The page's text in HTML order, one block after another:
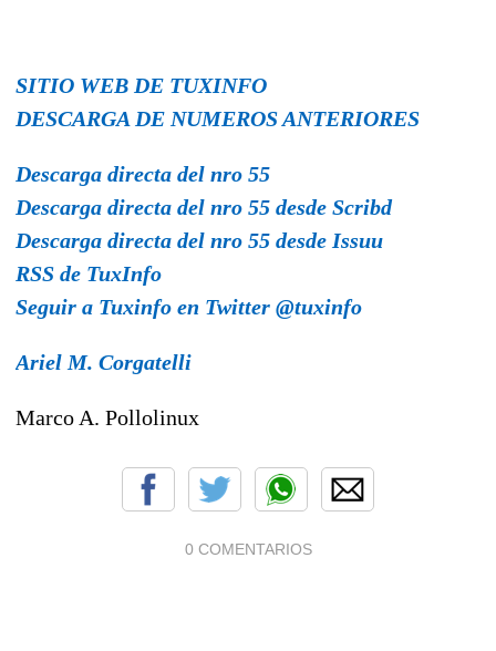
SITIO WEB DE TUXINFO
DESCARGA DE NUMEROS ANTERIORES
Descarga directa del nro 55
Descarga directa del nro 55 desde Scribd
Descarga directa del nro 55 desde Issuu
RSS de TuxInfo
Seguir a Tuxinfo en Twitter @tuxinfo
Ariel M. Corgatelli
Marco A. Pollolinux
0 COMENTARIOS